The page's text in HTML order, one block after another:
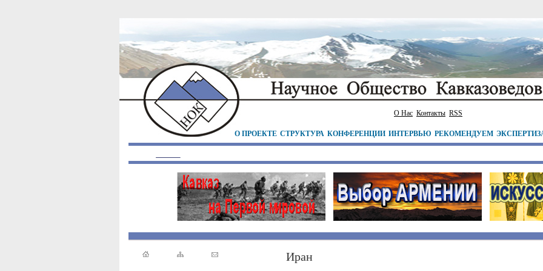
О Нас Контакты RSS
О ПРОЕКТЕ СТРУКТУРА КОНФЕРЕНЦИИ ИНТЕРВЬЮ РЕКОМЕНДУЕМ
Иран